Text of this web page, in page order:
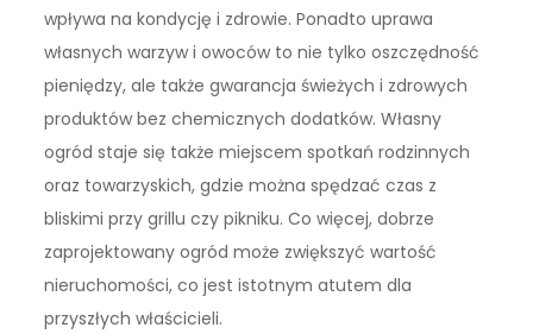
wpływa na kondycję i zdrowie. Ponadto uprawa
własnych warzyw i owoców to nie tylko oszczędność
pieniędzy, ale także gwarancja świeżych i zdrowych
produktów bez chemicznych dodatków. Własny
ogród staje się także miejscem spotkań rodzinnych
oraz towarzyskich, gdzie można spędzać czas z
bliskimi przy grillu czy pikniku. Co więcej, dobrze
zaprojektowany ogród może zwiększyć wartość
nieruchomości, co jest istotnym atutem dla
przyszłych właścicieli.